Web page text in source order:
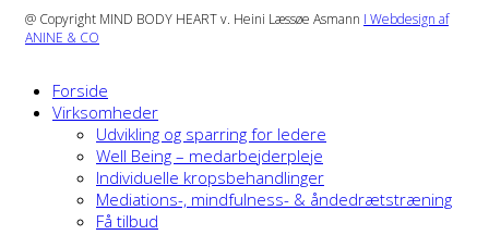
@ Copyright MIND BODY HEART v. Heini Læssøe Asmann I Webdesign af
ANINE & CO
Forside
Virksomheder
Udvikling og sparring for ledere
Well Being – medarbejderpleje
Individuelle kropsbehandlinger
Mediations-, mindfulness- & åndedrætstræning
Få tilbud